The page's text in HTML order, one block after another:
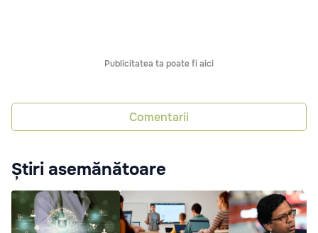
Publicitatea ta poate fi aici
Comentarii
Știri asemănătoare